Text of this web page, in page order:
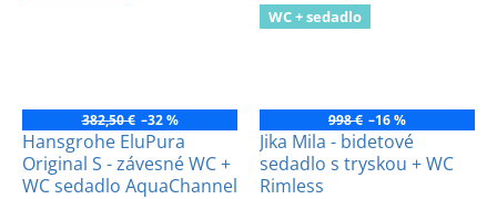
382,50 € –32 %
Hansgrohe EluPura
Original S - závesné WC +
WC sedadlo AquaChannel
WC + sedadlo
998 € –16 %
Jika Mila - bidetové
sedadlo s tryskou + WC
Rimless